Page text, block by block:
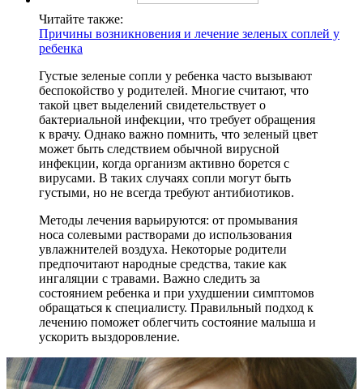
Читайте также:
Причины возникновения и лечение зеленых соплей у
ребенка
Густые зеленые сопли у ребенка часто вызывают
беспокойство у родителей. Многие считают, что
такой цвет выделений свидетельствует о
бактериальной инфекции, что требует обращения
к врачу. Однако важно помнить, что зеленый цвет
может быть следствием обычной вирусной
инфекции, когда организм активно борется с
вирусами. В таких случаях сопли могут быть
густыми, но не всегда требуют антибиотиков.
Методы лечения варьируются: от промывания
носа солевыми растворами до использования
увлажнителей воздуха. Некоторые родители
предпочитают народные средства, такие как
ингаляции с травами. Важно следить за
состоянием ребенка и при ухудшении симптомов
обращаться к специалисту. Правильный подход к
лечению поможет облегчить состояние малыша и
ускорить выздоровление.